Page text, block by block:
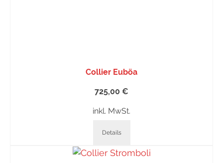
Collier Euböa
725,00 €
inkl. MwSt.
Details